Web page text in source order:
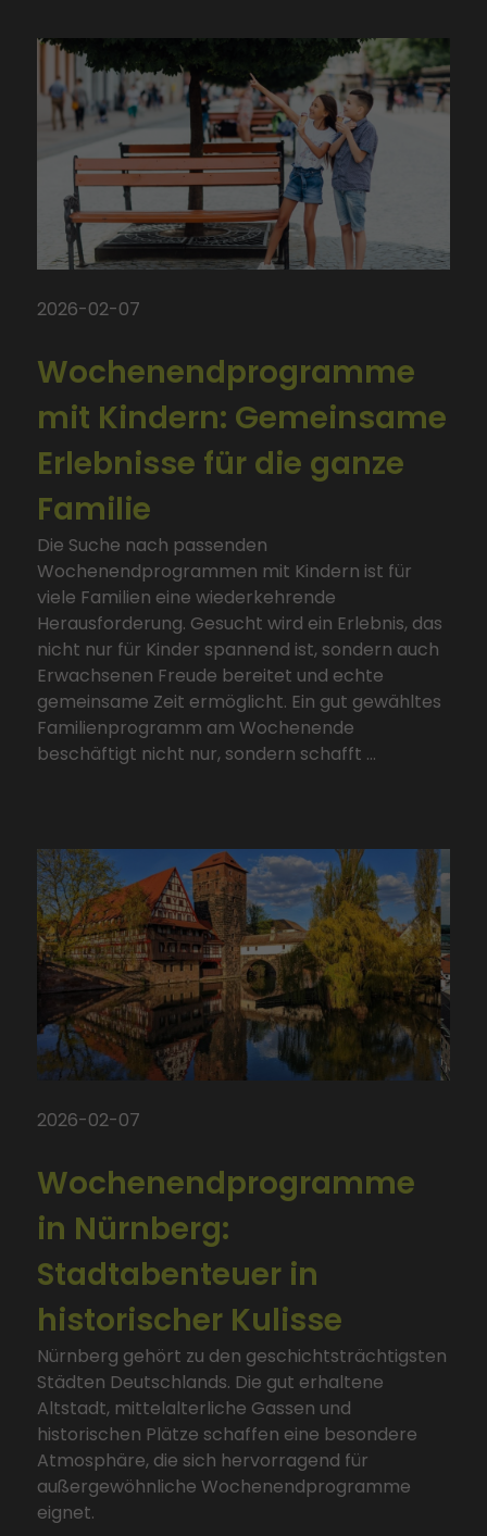
2026-02-07
Wochenendprogramme
mit Kindern: Gemeinsame
Erlebnisse für die ganze
Familie
Die Suche nach passenden
Wochenendprogrammen mit Kindern ist für
viele Familien eine wiederkehrende
Herausforderung. Gesucht wird ein Erlebnis, das
nicht nur für Kinder spannend ist, sondern auch
Erwachsenen Freude bereitet und echte
gemeinsame Zeit ermöglicht. Ein gut gewähltes
Familienprogramm am Wochenende
beschäftigt nicht nur, sondern schafft ...
2026-02-07
Wochenendprogramme
in Nürnberg:
Stadtabenteuer in
historischer Kulisse
Nürnberg gehört zu den geschichtsträchtigsten
Städten Deutschlands. Die gut erhaltene
Altstadt, mittelalterliche Gassen und
historischen Plätze schaffen eine besondere
Atmosphäre, die sich hervorragend für
außergewöhnliche Wochenendprogramme
eignet.